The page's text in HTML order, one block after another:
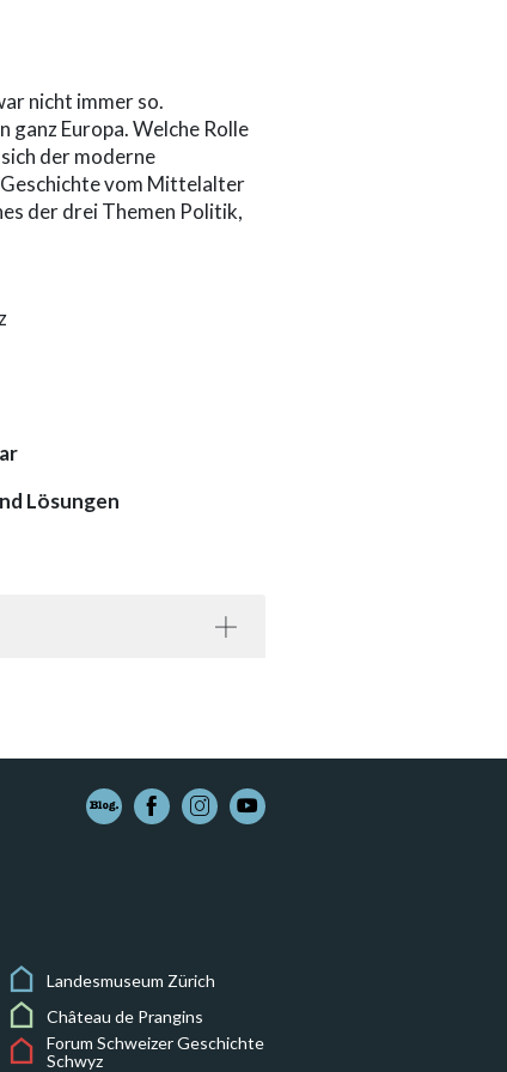
nicht immer so.
ganz Europa. Welche Rolle
der moderne
Geschichte vom Mittelalter
der drei Themen Politik,
Lösungen
Landesmuseum Zürich
Château de Prangins
Forum Schweizer Geschichte
Schwyz